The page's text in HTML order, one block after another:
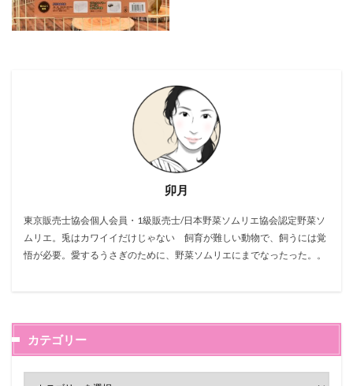
卯月
東京販売士協会個人会員・1級販売士/日本野菜ソムリエ協会認定野菜ソ
ムリエ。兎はカワイイだけじゃない 飼育が難しい動物で、飼うには覚
悟が必要。愛するうさぎのために、野菜ソムリエにまでなったった。。
カテゴリー